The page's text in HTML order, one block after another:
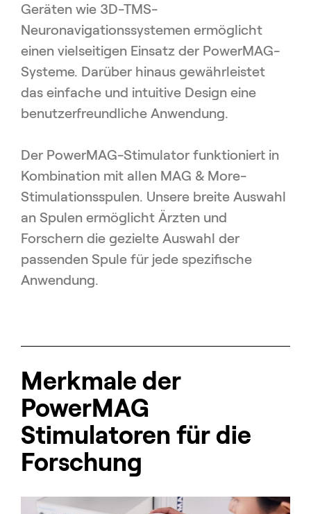
Geräten wie 3D-TMS-
Neuronavigationssystemen ermöglicht
einen vielseitigen Einsatz der PowerMAG-
Systeme. Darüber hinaus gewährleistet
das einfache und intuitive Design eine
benutzerfreundliche Anwendung.
Der PowerMAG-Stimulator funktioniert in
Kombination mit allen MAG & More-
Stimulationsspulen. Unsere breite Auswahl
an Spulen ermöglicht Ärzten und
Forschern die gezielte Auswahl der
passenden Spule für jede spezifische
Anwendung.
Merkmale der
PowerMAG
Stimulatoren für die
Forschung